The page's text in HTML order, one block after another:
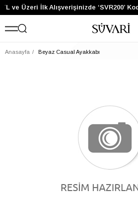
ve Üzeri İlk Alışverişinizde ‘SVR200’
Anasayfa Beyaz Casual Ayakkabı